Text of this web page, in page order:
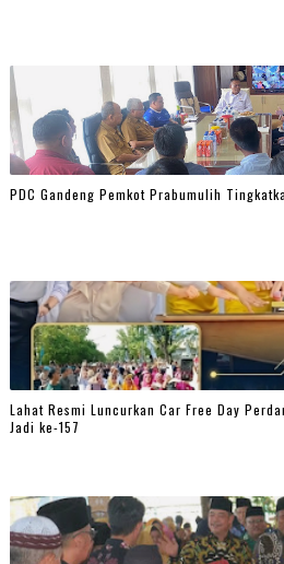
PDC Gandeng Pemkot Prabumulih
Lahat Resmi Luncurkan Car Free Day
Jadi ke-157